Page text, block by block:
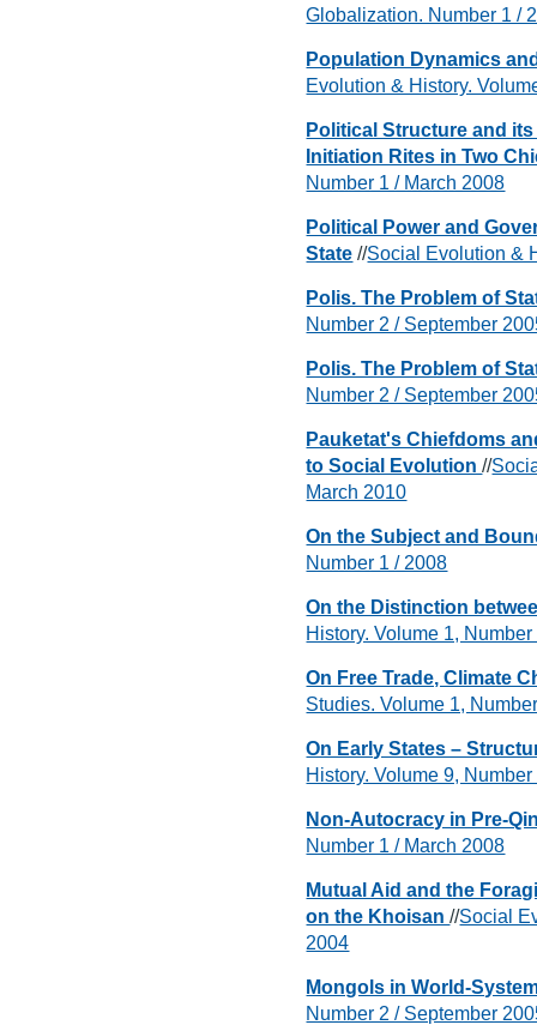
Globalization. Number 1 /
Population Dynamics
Evolution & History.
Political Structure and
Initiation Rites in Two
Number 1 / March 2008
Political Power and
State //Social Evolution &
Polis. The Problem of
Number 2 / September
Polis. The Problem of
Number 2 / September
Pauketat's Chiefdoms
to Social Evolution//
March 2010
On the Subject and
Number 1 / 2008
On the Distinction
History. Volume 1,
On Free Trade, Climate
Studies. Volume 1,
On Early States –
History. Volume 9,
Non-Autocracy in Pre-
Number 1 / March 2008
Mutual Aid and the
on the Khoisan//Social
2004
Mongols in World-
Number 2 / September